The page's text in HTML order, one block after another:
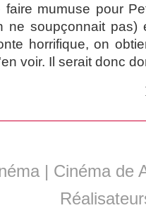
mumuse pour
ne soupçonnait
horrifique, on
voir. Il serait donc
| Cinéma de